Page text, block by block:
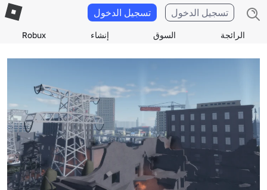
الرائجة السوق إنشاء Robux
تسجيل الدخول تسجيل الدخول